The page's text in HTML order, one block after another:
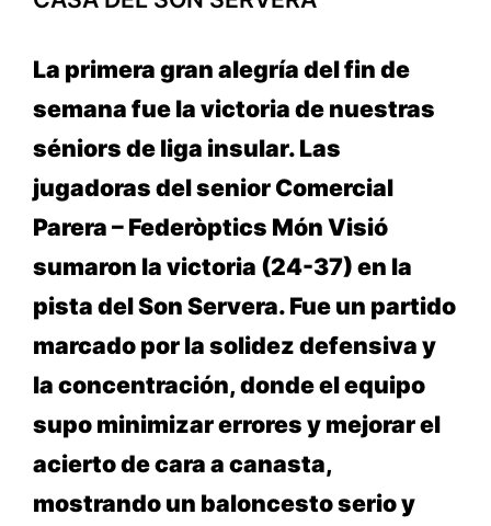
La primera gran alegría del fin de
semana fue la victoria de nuestras
séniors de liga insular. Las
jugadoras del senior Comercial
Parera – Federòptics Món Visió
sumaron la victoria (24-37) en la
pista del Son Servera. Fue un partido
marcado por la solidez defensiva y
la concentración, donde el equipo
supo minimizar errores y mejorar el
acierto de cara a canasta,
mostrando un baloncesto serio y